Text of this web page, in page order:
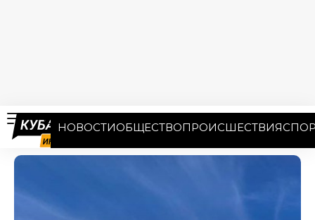
НОВОСТИОБЩЕСТВОПРОИСШЕСТВИЯ